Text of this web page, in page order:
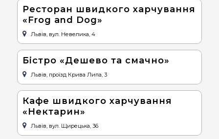
Ресторан швидкого харчування
«Frog and Dog»
Львів, вул. Невелика, 4
Бістро «Дешево та смачно»
Львів, проїзд Крива Липа, 3
Кафе швидкого харчування
«Нектарин»
Львів, вул. Щирецька, 36